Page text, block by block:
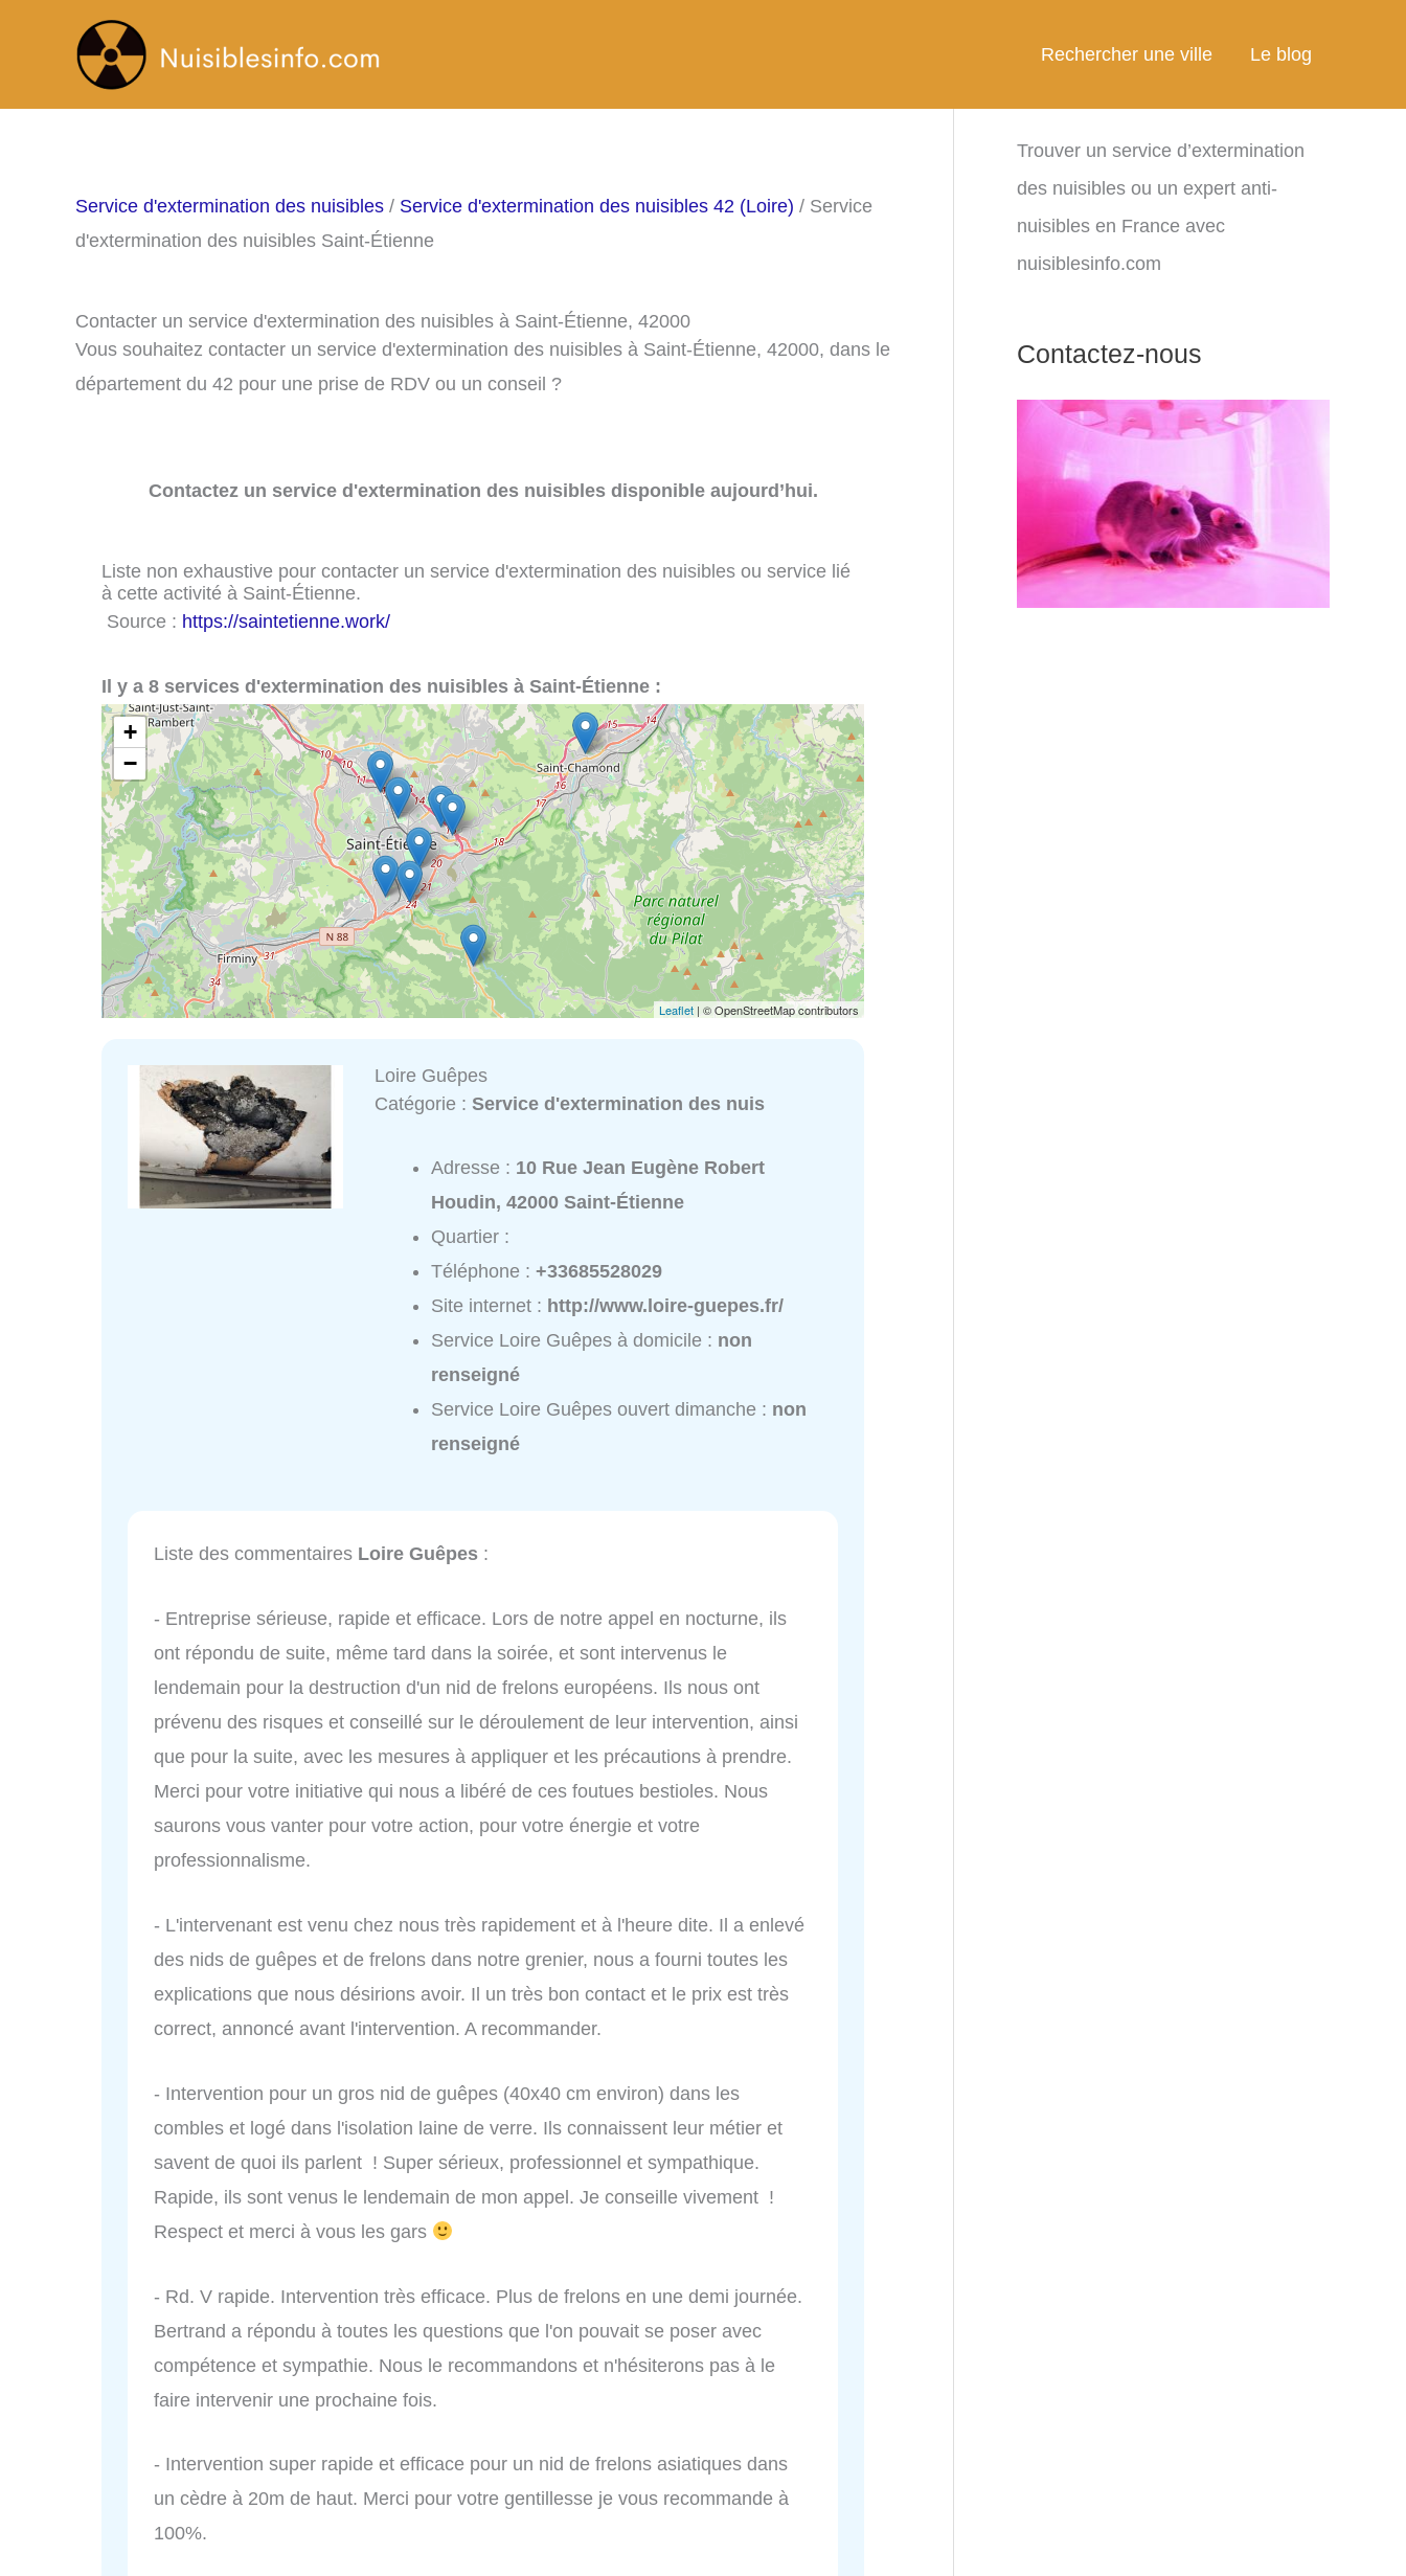
Rechercher une ville Le blog
Service d'extermination des nuisibles / Service d'extermination des nuisibles 42 (Loire) / Service
d'extermination des nuisibles Saint-Étienne
Contacter un service d'extermination des nuisibles à Saint-Étienne, 42000
Vous souhaitez contacter un service d'extermination des nuisibles à Saint-Étienne, 42000, dans le
département du 42 pour une prise de RDV ou un conseil ?
Contactez un service d'extermination des nuisibles disponible aujourd’hui.
Liste non exhaustive pour contacter un service d'extermination des nuisibles ou service lié
à cette activité à Saint-Étienne.
Source : https://saintetienne.work/
Il y a 8 services d'extermination des nuisibles à Saint-Étienne :
+
−
Leaflet | © OpenStreetMap contributors
Loire Guêpes
Catégorie :Service d'extermination des nuis
Adresse : 10 Rue Jean Eugène Robert
Houdin, 42000 Saint-Étienne
Quartier :
Téléphone :+33685528029
Site internet : http://www.loire-guepes.fr/
Service Loire Guêpes à domicile : non
renseigné
Service Loire Guêpes ouvert dimanche : non
renseigné
Liste des commentaires Loire Guêpes :
- Entreprise sérieuse, rapide et efficace. Lors de notre appel en nocturne, ils
ont répondu de suite, même tard dans la soirée, et sont intervenus le
lendemain pour la destruction d'un nid de frelons européens. Ils nous ont
prévenu des risques et conseillé sur le déroulement de leur intervention, ainsi
que pour la suite, avec les mesures à appliquer et les précautions à prendre.
Merci pour votre initiative qui nous a libéré de ces foutues bestioles. Nous
saurons vous vanter pour votre action, pour votre énergie et votre
professionnalisme.
- L'intervenant est venu chez nous très rapidement et à l'heure dite. Il a enlevé
des nids de guêpes et de frelons dans notre grenier, nous a fourni toutes les
explications que nous désirions avoir. Il un très bon contact et le prix est très
correct, annoncé avant l'intervention. A recommander.
- Intervention pour un gros nid de guêpes (40x40 cm environ) dans les
combles et logé dans l'isolation laine de verre. Ils connaissent leur métier et
savent de quoi ils parlent ! Super sérieux, professionnel et sympathique.
Rapide, ils sont venus le lendemain de mon appel. Je conseille vivement !
Respect et merci à vous les gars
- Rd. V rapide. Intervention très efficace. Plus de frelons en une demi journée.
Bertrand a répondu à toutes les questions que l'on pouvait se poser avec
compétence et sympathie. Nous le recommandons et n'hésiterons pas à le
faire intervenir une prochaine fois.
- Intervention super rapide et efficace pour un nid de frelons asiatiques dans
un cèdre à 20m de haut. Merci pour votre gentillesse je vous recommande à
100%.
Trouver un service d’extermination
des nuisibles ou un expert anti-
nuisibles en France avec
nuisiblesinfo.com
Contactez-nous